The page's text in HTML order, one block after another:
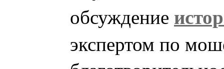
обсуждение
экспертом по